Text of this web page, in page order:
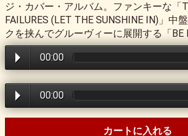
ジ・カバー・アルバム。ファンキーな「
FAILURES (LET THE SUNSHINE IN)」中
クを挟んでグルーヴィーに展開する「BE
00:00
00:00
カートに入れる